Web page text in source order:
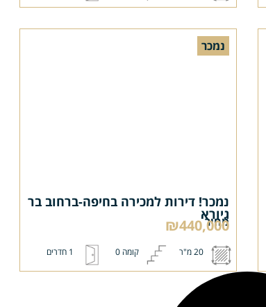
נמכר
נמכר! דירות למכירה בחיפה-ברחוב בר
גיורא
מחיר
₪440,000
20 מ"ר קומה 0 1 חדרים